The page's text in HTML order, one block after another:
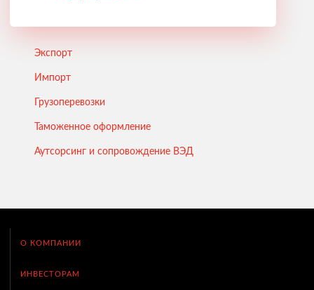
Экспорт
Импорт
Грузоперевозки
Таможенное оформление
Аутсорсинг и сопровождение ВЭД
О КОМПАНИИ
ИНВЕСТОРАМ